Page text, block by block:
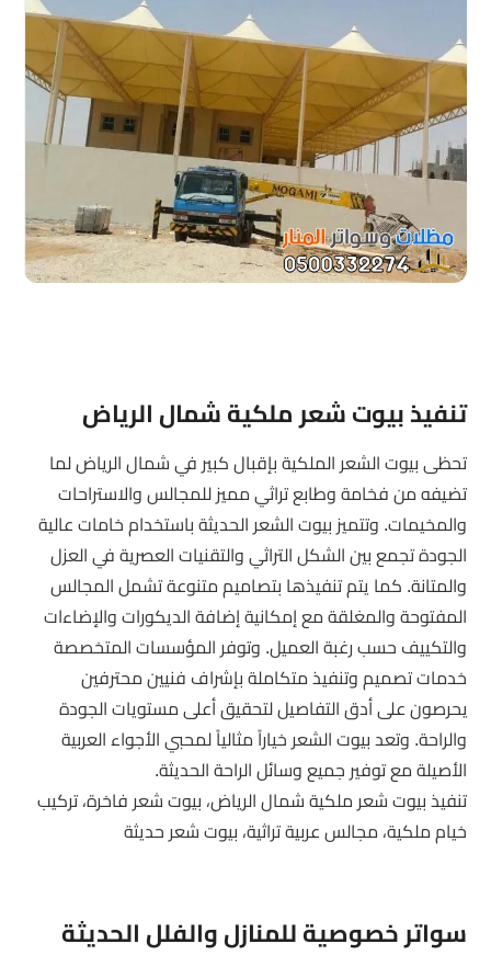
تنفيذ بيوت شعر ملكية شمال الرياض
تحظى بيوت الشعر الملكية بإقبال كبير في شمال الرياض لما
تضيفه من فخامة وطابع تراثي مميز للمجالس والاستراحات
والمخيمات. وتتميز بيوت الشعر الحديثة باستخدام خامات عالية
الجودة تجمع بين الشكل التراثي والتقنيات العصرية في العزل
والمتانة. كما يتم تنفيذها بتصاميم متنوعة تشمل المجالس
المفتوحة والمغلقة مع إمكانية إضافة الديكورات والإضاءات
والتكييف حسب رغبة العميل. وتوفر المؤسسات المتخصصة
خدمات تصميم وتنفيذ متكاملة بإشراف فنيين محترفين
يحرصون على أدق التفاصيل لتحقيق أعلى مستويات الجودة
والراحة. وتعد بيوت الشعر خياراً مثالياً لمحبي الأجواء العربية
الأصيلة مع توفير جميع وسائل الراحة الحديثة.
تنفيذ بيوت شعر ملكية شمال الرياض، بيوت شعر فاخرة، تركيب
خيام ملكية، مجالس عربية تراثية، بيوت شعر حديثة
سواتر خصوصية للمنازل والفلل الحديثة